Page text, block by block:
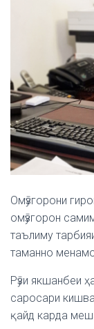
Омӯзгорони
омӯзгорон
таълиму
таманно
Рӯзи якшанбеи
саросари
қайд карда